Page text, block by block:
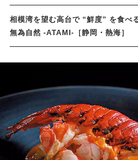
相模湾を望む高台で “鮮度” を食べ
無為自然 -ATAMI-［静岡・熱海］